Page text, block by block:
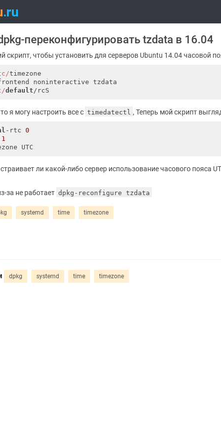
переконфигурировать tzdata в 16.04
скрипт, чтобы установить для серверов Ubuntu 14.04 часовой
timezone
noninteractive tzdata
default
я могу настроить все с timedatectl , Теперь мой скрипт
-rtc 0
1
ли какой-либо сервер использование часового пояса
за не работает dpkg-reconfigure tzdata
systemd time timezone
dpkg systemd time timezone